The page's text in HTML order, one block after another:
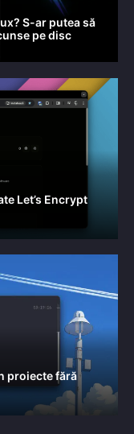
S-ar putea să
pe disc
Let’s Encrypt
proiecte fără